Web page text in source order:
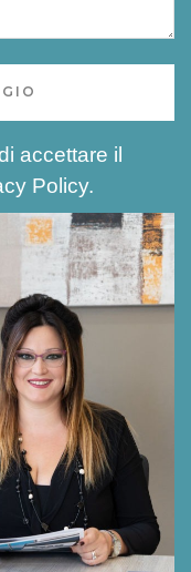
accettare il
Policy.